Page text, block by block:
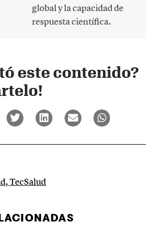
global y la capacidad de
respuesta científica.
este contenido?
,TecSalud